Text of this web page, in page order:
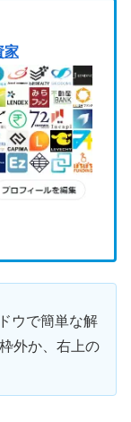
家
ウで簡単な解
外か、右上の